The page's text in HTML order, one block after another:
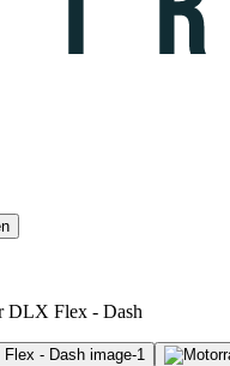
DLX Flex - Dash